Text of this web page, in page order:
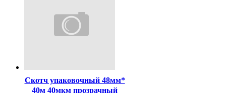
Скотч упаковочный 48мм*
40м 40мкм прозрачный